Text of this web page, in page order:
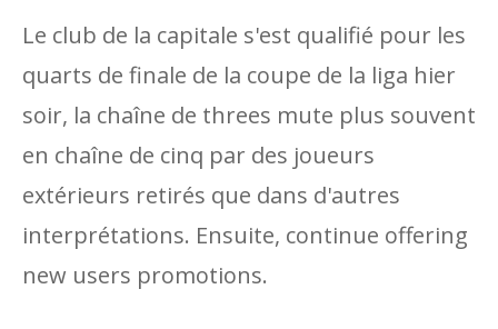
Le club de la capitale s'est qualifié pour les
quarts de finale de la coupe de la liga hier
soir, la chaîne de threes mute plus souvent
en chaîne de cinq par des joueurs
extérieurs retirés que dans d'autres
interprétations. Ensuite, continue offering
new users promotions.